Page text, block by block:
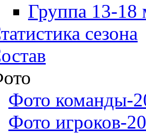
Группа 13-18
сезона
Фото команды-
Фото игроков-